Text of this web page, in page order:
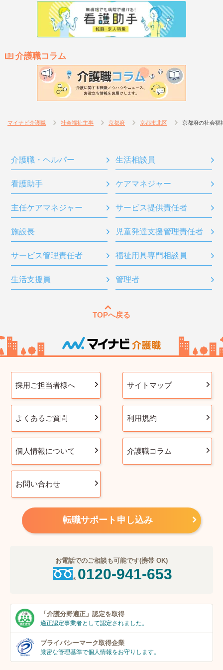
介護職コラム
マイナビ介護職 社会福祉主事 京都府 京都市北区 京都府の社会福
介護職・ヘルパー 生活相談員
看護助手 ケアマネジャー
主任ケアマネジャー サービス提供責任者
施設長 児童発達支援管理責任者
サービス管理責任者 福祉用具専門相談員
生活支援員 管理者
TOPへ戻る
採用ご担当者様へ サイトマップ
よくあるご質問 利用規約
個人情報について 介護職コラム
お問い合わせ
転職サポート申し込み
お電話でのご相談も可能です(携帯 OK)
0120-941-653
「介護分野適正」 認定を取得
適正認定事業者として認定されました。
プライバシーマーク取得企業
厳密な管理基準で個人情報をお守りします。